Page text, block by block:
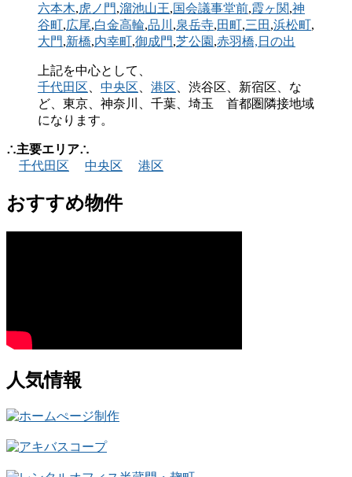
六本木,虎ノ門,溜池山王,国会議事堂前,霞ヶ関,神
谷町,広尾,白金高輪,品川 ,泉岳寺,田町,三田 ,浜松町,
大門,新橋,内幸町,御成門,芝公園 ,赤羽橋, 日の出
上記を中心として、
千代田区
中央区 港区 、渋谷区、新宿区、な
ど、東京、神奈川、千葉、埼玉 首都圏隣接地域
になります。
∴主要エリア∴
千代田区
中央区 港区
おすすめ物件
人気情報